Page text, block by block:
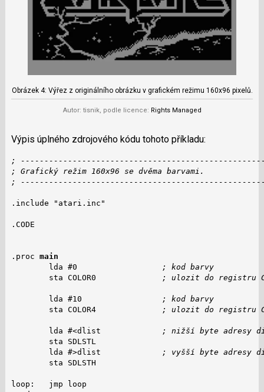
Obrázek 4: Výřez z originálního obrázku v grafickém režimu 160x96 pixelů.
Autor: tisnik, podle licence: Rights Managed
Výpis úplného zdrojového kódu tohoto příkladu:
;
; Grafický režim 160x96 se dvěma barvami.
;
.include "atari.inc"
.CODE
.proc main
        lda #0
; kod barvy
        sta COLOR0
; ulozit do registru
        lda #10
; kod barvy
        sta COLOR4
; ulozit do registru
        lda #<dlist
; nižší byte adresy
        sta SDLSTL
        lda #>dlist
; vyšší byte adresy
        sta SDLSTH
loop:   jmp loop